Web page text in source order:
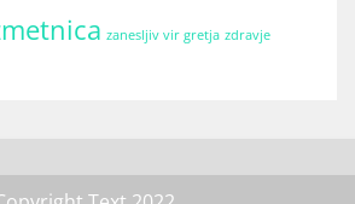
zanesljiv vir gretja zdravje